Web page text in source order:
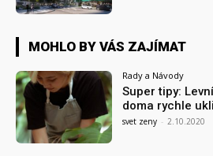
MOHLO BY VÁS ZAJÍMAT
Rady a Návody
Super tipy:
doma rychle
svet zeny - 2.10.2020